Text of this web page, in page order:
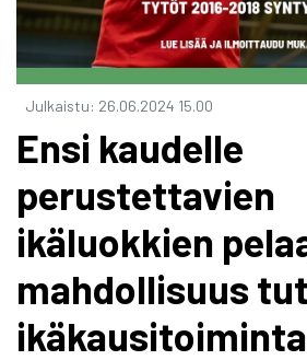
Julkaistu: 26.06.2024 15.00
Ensi kaudelle
perustettavien
ikäluokkien
mahdollisuus